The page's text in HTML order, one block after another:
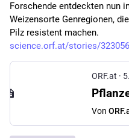
Forschende entdeckten nun
Weizensorte Genregionen,
Pilz resistent machen.
science.orf.at/stories/
ORF.at ·
Von